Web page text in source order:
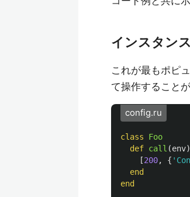
インスタン
これが最もポピ
て操作すること
config.ru
class
Foo
def call (env)
[200, {
end
end